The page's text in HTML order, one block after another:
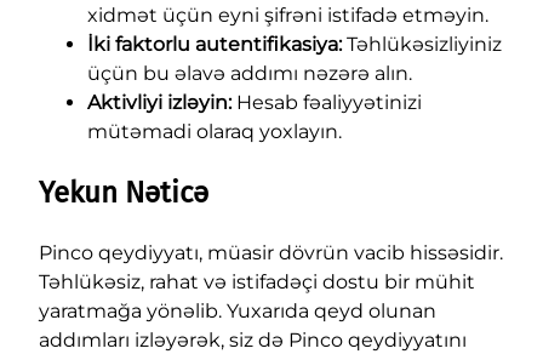
xidmət üçün eyni şifrəni istifadə etməyin.
İki faktorlu autentifikasiya:Təhlükəsizliyiniz
üçün bu əlavə addımı nəzərə alın.
Aktivliyi izləyin:Hesab fəaliyyətinizi
mütəmadi olaraq yoxlayın.
Yekun Nəticə
Pinco qeydiyyatı, müasir dövrün vacib hissəsidir.
Təhlükəsiz, rahat və istifadəçi dostu bir mühit
yaratmağa yönəlib. Yuxarıda qeyd olunan
addımları izləyərək, siz də Pinco qeydiyyatını